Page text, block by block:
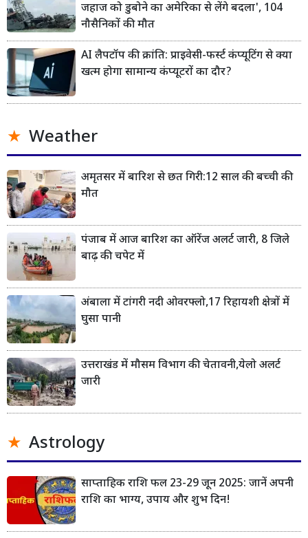
जहाज को डुबोने का अमेरिका से लेंगे बदला', 104
नौसैनिकों की मौत
AI लैपटॉप की क्रांति: प्राइवेसी-फर्स्ट कंप्यूटिंग से क्या
खत्म होगा सामान्य कंप्यूटरों का दौर?
Weather
अमृतसर में बारिश से छत गिरी:12 साल की बच्ची की
मौत
पंजाब में आज बारिश का ऑरेंज अलर्ट जारी, 8 जिले
बाढ़ की चपेट में
अंबाला में टांगरी नदी ओवरफ्लो,17 रिहायशी क्षेत्रों में
घुसा पानी
उत्तराखंड में मौसम विभाग की चेतावनी,येलो अलर्ट
जारी
Astrology
साप्ताहिक राशि फल 23-29 जून 2025: जानें अपनी
राशि का भाग्य, उपाय और शुभ दिन!